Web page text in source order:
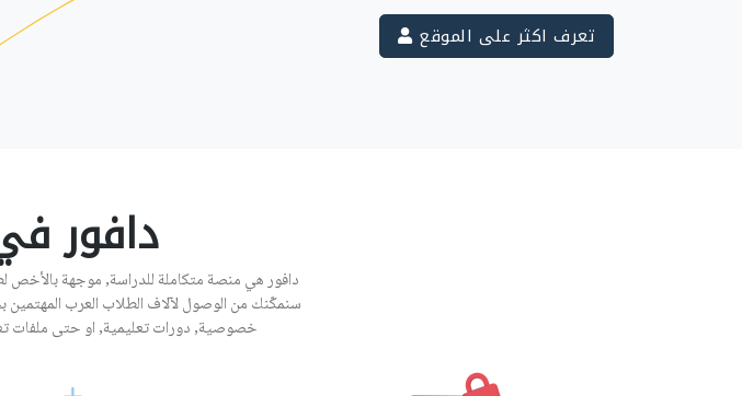
تعرف اكثر على الموقع
دافور
دافور هي منصة متكاملة للدراسة, موجهة بالأخص
سنمكّنك من الوصول لآلاف الطلاب العرب
خصوصية, دورات تعليمية, او حتى ملفات